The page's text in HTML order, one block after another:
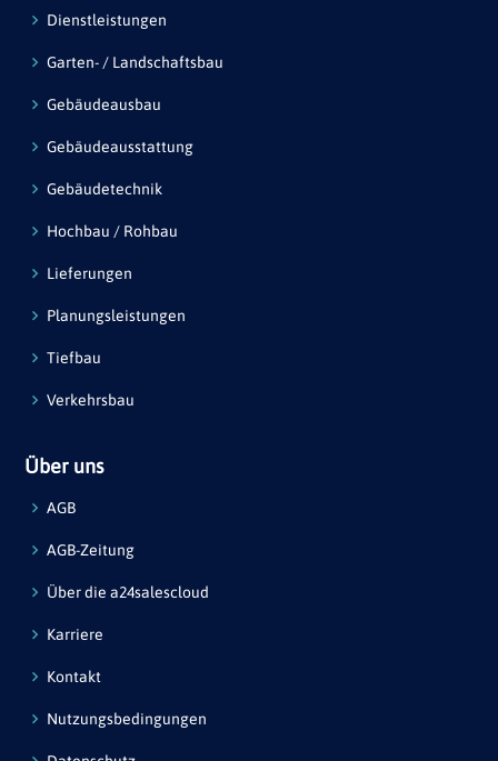
Dienstleistungen
Garten- / Landschaftsbau
Gebäudeausbau
Gebäudeausstattung
Gebäudetechnik
Hochbau / Rohbau
Lieferungen
Planungsleistungen
Tiefbau
Verkehrsbau
Über uns
AGB
AGB-Zeitung
Über die a24salescloud
Karriere
Kontakt
Nutzungsbedingungen